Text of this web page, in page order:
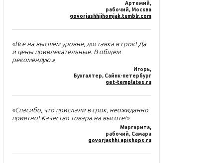
Артемий,
рабочий, Москва
govorjashhijhomjak.tumblr.com
«Все на высшем уровне, доставка в срок! Да
и цены привлекательные. В общем
рекомендую.»
Игорь,
Бухгалтер, Сайнк-петербург
get-templates.ru
«Спасибо, что прислали в срок, неожиданно
приятно! Качество товара на высоте!»
Маргарита,
рабочий, Самара
govorjashhi.apishops.ru